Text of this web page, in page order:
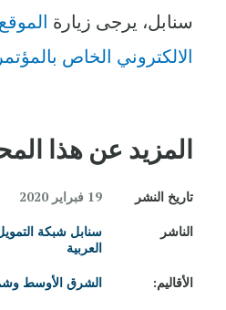
سنابل، يرجى زيارة الموقع
الالكتروني الخاص بالمؤتمر.
المزيد عن هذا
تاريخ النشر
19 فبراير 2020
الناشر
سنابل شبكة التمويل
العربية
الأقاليم:
الشرق الأوسط